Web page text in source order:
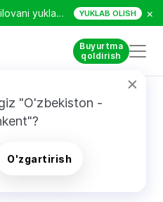
Smartfoningizga bizning bepul ilovani yuklab oling! YUKLAB OLISH ×
Buyurtma
qoldirish
"O'zbekiston -
O'zgartirish